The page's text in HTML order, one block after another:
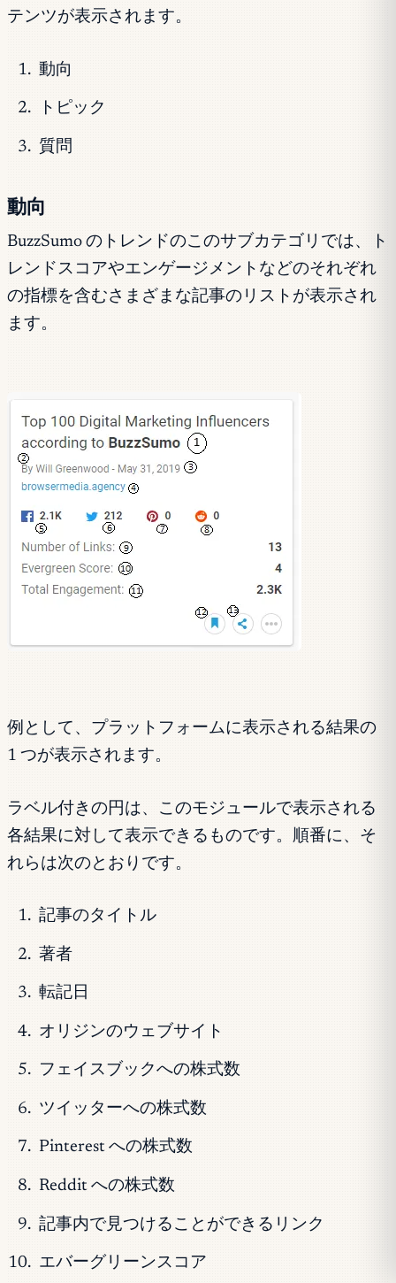
テンツが表示されます。
動向
トピック
質問
動向
BuzzSumo のトレンドのこのサブカテゴリでは、ト
レンドスコアやエンゲージメントなどのそれぞれ
の指標を含むさまざまな記事のリストが表示され
ます。
例として、プラットフォームに表示される結果の
1 つが表示されます。
ラベル付きの円は、このモジュールで表示される
各結果に対して表示できるものです。順番に、そ
れらは次のとおりです。
記事のタイトル
著者
転記日
オリジンのウェブサイト
フェイスブックへの株式数
ツイッターへの株式数
Pinterest への株式数
Reddit への株式数
記事内で見つけることができるリンク
エバーグリーンスコア